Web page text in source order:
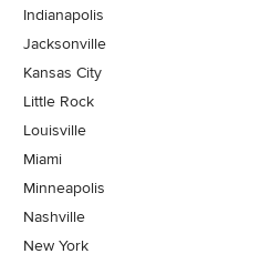
Indianapolis
Jacksonville
Kansas City
Little Rock
Louisville
Miami
Minneapolis
Nashville
New York